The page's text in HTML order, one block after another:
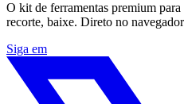
O kit de ferramentas premium
recorte, baixe. Direto no
Siga em